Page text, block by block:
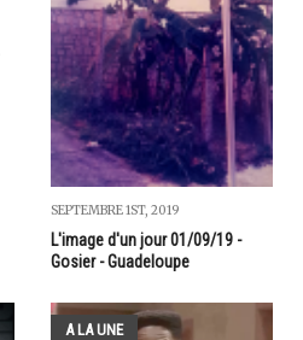
SEPTEMBRE 1ST, 2019
L'image d'un jour 01/09/19 -
Gosier - Guadeloupe
A LA UNE